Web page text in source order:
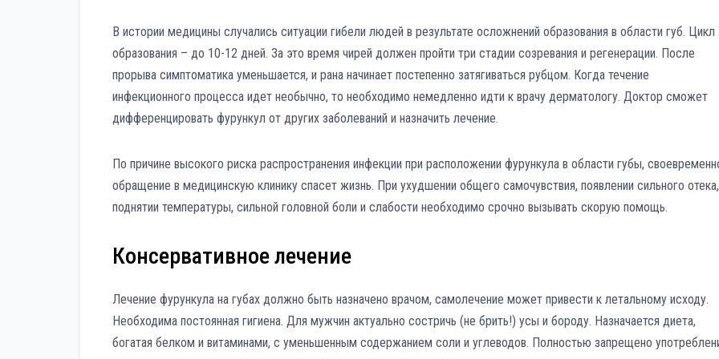
В истории медицины случались ситуации гибели людей в результате осложнений образования в области губ. Цикл
образования – до 10-12 дней. За это время чирей должен пройти три стадии созревания и регенерации. После
прорыва симптоматика уменьшается, и рана начинает постепенно затягиваться рубцом. Когда течение
инфекционного процесса идет необычно, то необходимо немедленно идти к врачу дерматологу. Доктор сможет
дифференцировать фурункул от других заболеваний и назначить лечение.
По причине высокого риска распространения инфекции при расположении фурункула в области губы,
обращение в медицинскую клинику спасет жизнь. При ухудшении общего самочувствия, появлении сильного отека,
поднятии температуры, сильной головной боли и слабости необходимо срочно вызывать скорую помощь.
Консервативное лечение
Лечение фурункула на губах должно быть назначено врачом, самолечение может привести к летальному исходу.
Необходима постоянная гигиена. Для мужчин актуально состричь (не брить!) усы и бороду. Назначается диета,
богатая белком и витаминами, с уменьшенным содержанием соли и углеводов. Полностью запрещено